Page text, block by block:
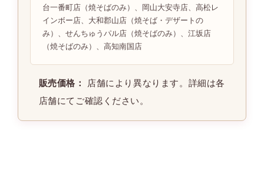
台一番町店（焼そばのみ）、岡山大安寺店、高松レ
インボー店、大和郡山店（焼そば・デザートの
み）、せんちゅうパル店（焼そばのみ）、江坂店
（焼そばのみ）、高知南国店
販売価格：
店舗により異なります。詳細は各
店舗にてご確認ください。